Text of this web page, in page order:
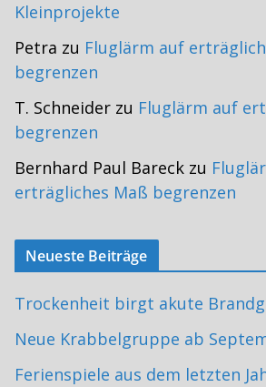
Kleinprojekte
Petra zu Fluglärm auf
begrenzen
T. Schneider zu Fluglärm auf
begrenzen
Bernhard Paul Bareck zu
erträgliches Maß begrenzen
Neueste Beiträge
Trockenheit birgt akute
Neue Krabbelgruppe ab
Ferienspiele aus dem letzten